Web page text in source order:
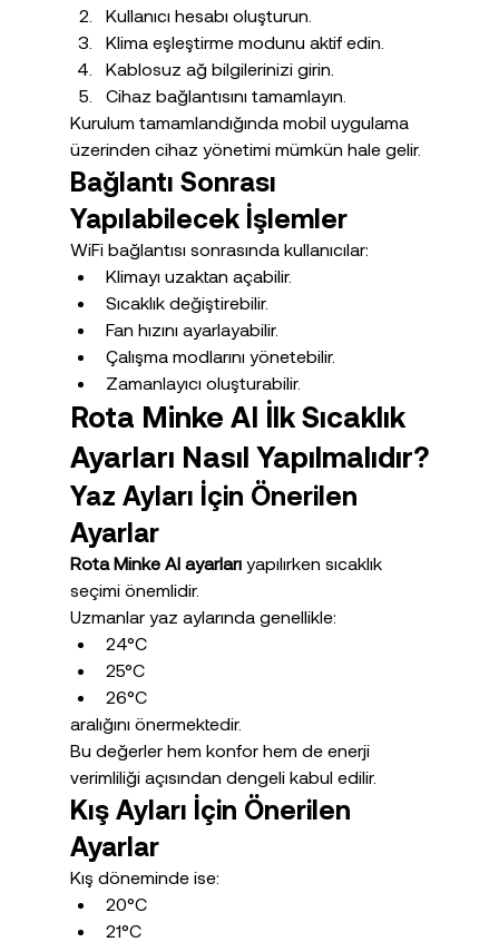
Kullanıcı hesabı oluşturun.
Klima eşleştirme modunu aktif edin.
Kablosuz ağ bilgilerinizi girin.
Cihaz bağlantısını tamamlayın.
Kurulum tamamlandığında mobil uygulama
üzerinden cihaz yönetimi mümkün hale gelir.
Bağlantı Sonrası
Yapılabilecek İşlemler
WiFi bağlantısı sonrasında kullanıcılar:
Klimayı uzaktan açabilir.
Sıcaklık değiştirebilir.
Fan hızını ayarlayabilir.
Çalışma modlarını yönetebilir.
Zamanlayıcı oluşturabilir.
Rota Minke AI İlk Sıcaklık
Ayarları Nasıl Yapılmalıdır?
Yaz Ayları İçin Önerilen
Ayarlar
Rota Minke AI ayarları yapılırken sıcaklık
seçimi önemlidir.
Uzmanlar yaz aylarında genellikle:
24°C
25°C
26°C
aralığını önermektedir.
Bu değerler hem konfor hem de enerji
verimliliği açısından dengeli kabul edilir.
Kış Ayları İçin Önerilen
Ayarlar
Kış döneminde ise:
20°C
21°C